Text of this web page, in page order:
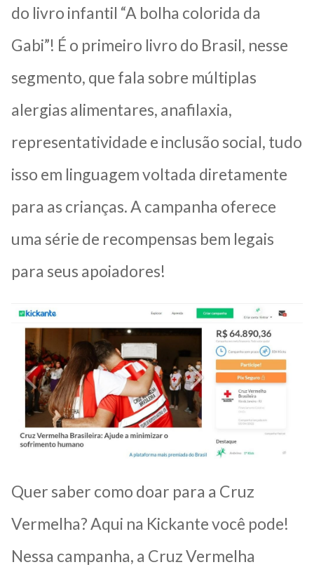
do livro infantil “A bolha colorida da
Gabi”! É o primeiro livro do Brasil, nesse
segmento, que fala sobre múltiplas
alergias alimentares, anafilaxia,
representatividade e inclusão social, tudo
isso em linguagem voltada diretamente
para as crianças. A campanha oferece
uma série de recompensas bem legais
para seus apoiadores!
Quer saber como doar para a Cruz
Vermelha? Aqui na Kickante você pode!
Nessa campanha, a Cruz Vermelha